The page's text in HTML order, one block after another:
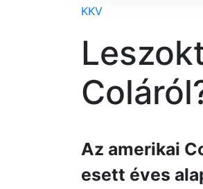
KKV
Az amerikai
esett éves